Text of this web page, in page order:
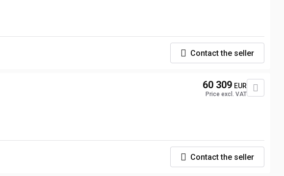
Contact the seller
60 309 EUR
Price excl. VAT
Contact the seller